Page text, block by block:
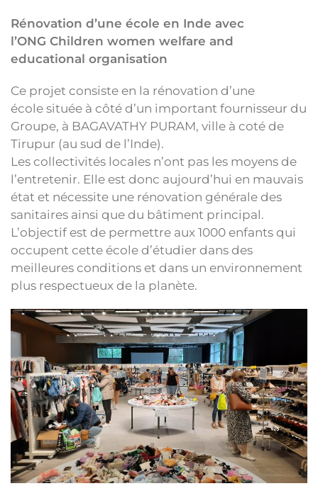
Rénovation d’une école en Inde avec
l’ONG Children women welfare and
educational organisation
Ce projet consiste en la rénovation d’une
école située à côté d’un important fournisseur du
Groupe, à BAGAVATHY PURAM, ville à coté de
Tirupur (au sud de l’Inde).
Les collectivités locales n’ont pas les moyens de
l’entretenir. Elle est donc aujourd’hui en mauvais
état et nécessite une rénovation générale des
sanitaires ainsi que du bâtiment principal.
L’objectif est de permettre aux 1000 enfants qui
occupent cette école d’étudier dans des
meilleures conditions et dans un environnement
plus respectueux de la planète.